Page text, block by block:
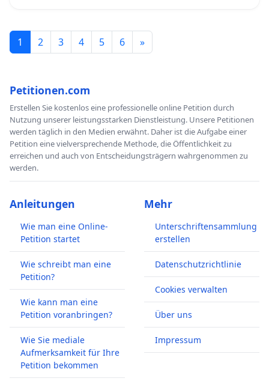
1 2 3 4 5 6 »
Petitionen.com
Erstellen Sie kostenlos eine professionelle online Petition durch
Nutzung unserer leistungsstarken Dienstleistung. Unsere Petitionen
werden täglich in den Medien erwähnt. Daher ist die Aufgabe einer
Petition eine vielversprechende Methode, die Öffentlichkeit zu
erreichen und auch von Entscheidungsträgern wahrgenommen zu
werden.
Anleitungen
Wie man eine Online-
Petition startet
Wie schreibt man eine
Petition?
Wie kann man eine
Petition voranbringen?
Wie Sie mediale
Aufmerksamkeit für Ihre
Petition bekommen
Mehr
Unterschriftensammlung
erstellen
Datenschutzrichtlinie
Cookies verwalten
Über uns
Impressum